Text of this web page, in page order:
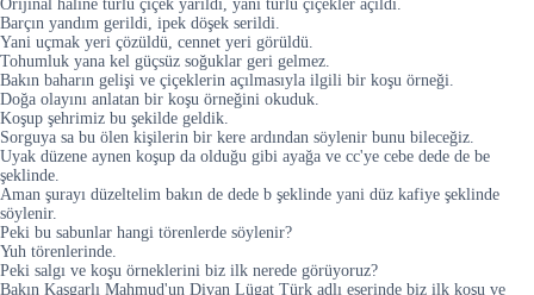
Orijinal haline türlü çiçek yarıldı, yani türlü çiçekler açıldı.
Barçın yandım gerildi, ipek döşek serildi.
Yani uçmak yeri çözüldü, cennet yeri görüldü.
Tohumluk yana kel güçsüz soğuklar geri gelmez.
Bakın baharın gelişi ve çiçeklerin açılmasıyla ilgili bir koşu örneği.
Doğa olayını anlatan bir koşu örneğini okuduk.
Koşup şehrimiz bu şekilde geldik.
Sorguya sa bu ölen kişilerin bir kere ardından söylenir bunu bileceğiz.
Uyak düzene aynen koşup da olduğu gibi ayağa ve cc'ye cebe dede de be
şeklinde.
Aman şurayı düzeltelim bakın de dede b şeklinde yani düz kafiye şeklinde
söylenir.
Peki bu sabunlar hangi törenlerde söylenir?
Yuh törenlerinde.
Peki salgı ve koşu örneklerini biz ilk nerede görüyoruz?
Bakın Kaşgarlı Mahmud'un Divan Lügat Türk adlı eserinde biz ilk koşu ve